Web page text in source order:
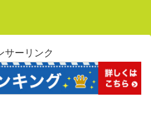
サーリンク